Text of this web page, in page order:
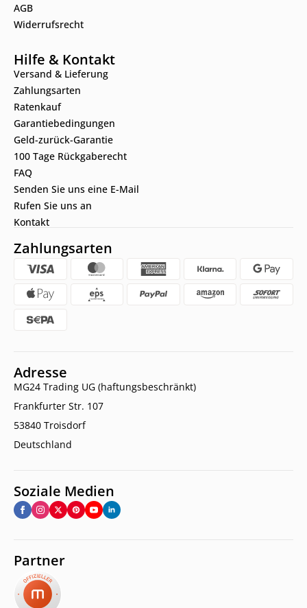
AGB
Widerrufsrecht
Hilfe & Kontakt
Versand & Lieferung
Zahlungsarten
Ratenkauf
Garantiebedingungen
Geld-zurück-Garantie
100 Tage Rückgaberecht
FAQ
Senden Sie uns eine E-Mail
Rufen Sie uns an
Kontakt
Zahlungsarten
Adresse
MG24 Trading UG (haftungsbeschränkt)
Frankfurter Str. 107
53840 Troisdorf
Deutschland
Soziale Medien
Partner